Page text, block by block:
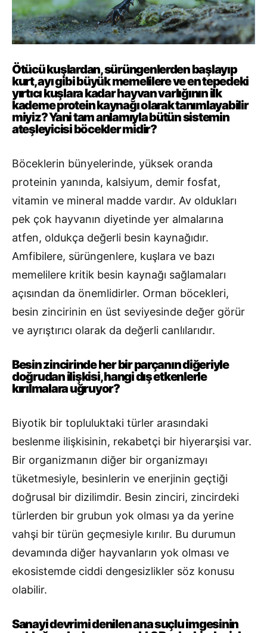
Ötücü kuşlardan, sürüngenlerden başlayıp
kurt, ayı gibi büyük memelilere ve en tepedeki
yırtıcı kuşlara kadar hayvan varlığının ilk
kademe protein kaynağı olarak tanımlayabilir
miyiz? Yani tam anlamıyla bütün sistemin
ateşleyicisi böcekler midir?
Böceklerin bünyelerinde, yüksek oranda
proteinin yanında, kalsiyum, demir fosfat,
vitamin ve mineral madde vardır. Av oldukları
pek çok hayvanın diyetinde yer almalarına
atfen, oldukça değerli besin kaynağıdır.
Amfibilere, sürüngenlere, kuşlara ve bazı
memelilere kritik besin kaynağı sağlamaları
açısından da önemlidirler. Orman böcekleri,
besin zincirinin en üst seviyesinde değer görür
ve ayrıştırıcı olarak da değerli canlılarıdır.
Besin zincirinde her bir parçanın diğeriyle
doğrudan ilişkisi, hangi dış etkenlerle
kırılmalara uğruyor?
Biyotik bir topluluktaki türler arasındaki
beslenme ilişkisinin, rekabetçi bir hiyerarşisi var.
Bir organizmanın diğer bir organizmayı
tüketmesiyle, besinlerin ve enerjinin geçtiği
doğrusal bir dizilimdir. Besin zinciri, zincirdeki
türlerden bir grubun yok olması ya da yerine
vahşi bir türün geçmesiyle kırılır. Bu durumun
devamında diğer hayvanların yok olması ve
ekosistemde ciddi dengesizlikler söz konusu
olabilir.
Sanayi devrimi denilen ana suçlu imgesinin